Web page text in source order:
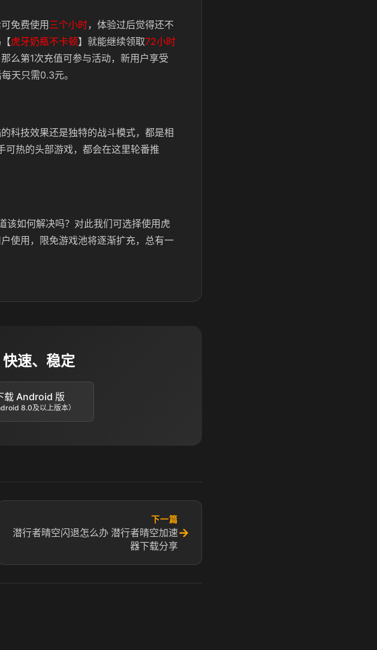
免费使用三个小时，体验过后觉得还不
虎牙奶瓶不卡顿】就能继续领取72小时
么第1次充值可参与活动，新用户享受
天只需0.3元。
科技效果还是独特的战斗模式，都是相
热的头部游戏，都会在这里轮番推
该如何解决吗？对此我们可选择使用虎
使用，限免游戏池将逐渐扩充，总有一
速、稳定
载 Android 版
8.0及以上版本）
下一篇
潜行者晴空闪退怎么办 潜行者晴空加速
器下载分享
→